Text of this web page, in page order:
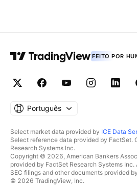
FEITO POR
Português
Select market data provided by ICE Data
Select reference data provided by
Research Systems Inc.
Copyright © 2026, American Bankers
provided by FactSet Research Systems Inc.
SEC filings and other documents provided by
© 2026 TradingView, Inc.